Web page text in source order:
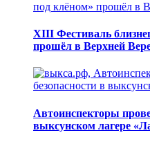
XIII Фестиваль
прошёл в Верхней
Автоинспекторы
выксунском лагере